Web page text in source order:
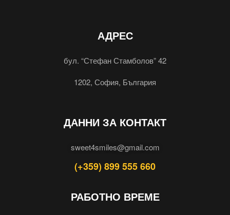
АДРЕС
бул. “Стефан Стамболов” 42
1202, София, България
ДАННИ ЗА КОНТАКТ
sweet4smiles@gmail.com
(+359) 899 555 660
РАБОТНО ВРЕМЕ